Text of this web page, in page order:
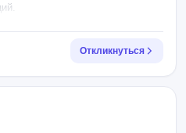
Откликнуться